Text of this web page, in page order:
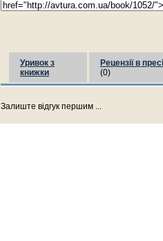
Уривок з
книжки
Рецензії в пресі
(0)
Залиште відгук першим ...